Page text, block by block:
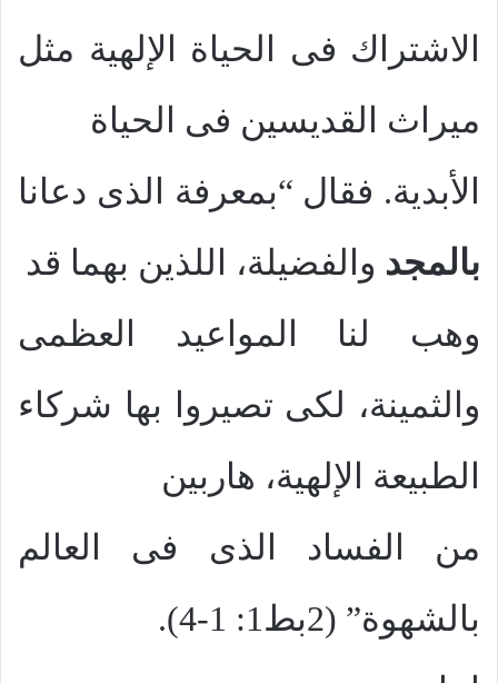
الاشتراك فى الحياة الإلهية مثل
ميراث القديسين فى الحياة
الأبدية. فقال “بمعرفة الذى دعانا
بالمجد والفضيلة، اللذين بهما قد
وهب لنا المواعيد العظمى
والثمينة، لكى تصيروا بها شركاء
الطبيعة الإلهية، هاربين
من الفساد الذى فى العالم
بالشهوة” (2بط1: 1-4).